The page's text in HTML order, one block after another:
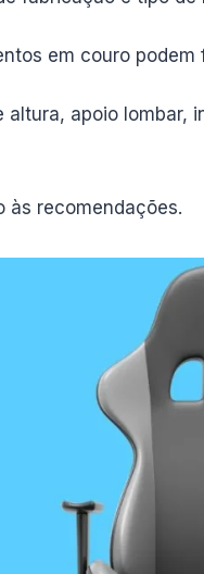
em couro
apoio lombar,
às recomendações.